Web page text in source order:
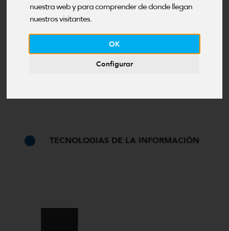
nuestra web y para comprender de donde llegan
nuestros visitantes.
OK
Configurar
TECNOLOGIAS DE LA INFORMACIÓN